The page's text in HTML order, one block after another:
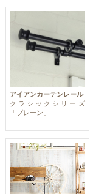
アイアンカーテンレール
クラシックシリーズ
「プレーン」